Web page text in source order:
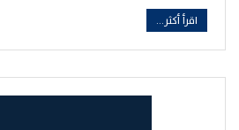
اقرأ أكثر...